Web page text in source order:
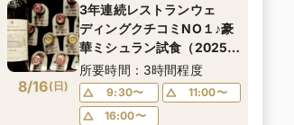
8/16( 日)
3年連続レストランウェ
ディングクチコミNO１♪豪
華ミシュラン試食（2025年
パスタコンテスト受賞）体
験フェア
所要時間：3時間程度
9:30〜
11:00〜
16:00〜